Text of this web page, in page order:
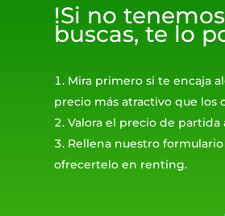
!Si no
buscas, te lo
Mira primero si te encaja
precio más atractivo que los
Valora el precio de
Rellena nuestro
ofrecertelo en renting.